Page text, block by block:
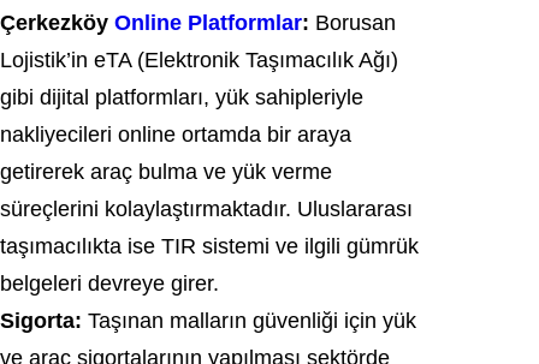
Çerkezköy Online Platformlar: Borusan
Lojistik’in eTA (Elektronik Taşımacılık Ağı)
gibi dijital platformları, yük sahipleriyle
nakliyecileri online ortamda bir araya
getirerek araç bulma ve yük verme
süreçlerini kolaylaştırmaktadır. Uluslararası
taşımacılıkta ise TIR sistemi ve ilgili gümrük
belgeleri devreye girer.
Sigorta: Taşınan malların güvenliği için yük
ve araç sigortalarının yapılması sektörde